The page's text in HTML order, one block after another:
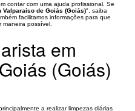
contar com uma ajuda profissional. Se
Valparaíso de Goiás (Goiás)", saiba
facilitamos informações para que
possível.
em
(Goiás)
a realizar limpezas diárias